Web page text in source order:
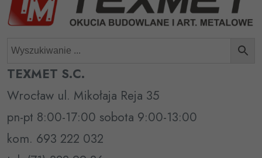
TEXMET S.C.
Wrocław ul. Mikołaja Reja 35
pn-pt 8:00-17:00 sobota 9:00-13:00
kom. 693 222 032